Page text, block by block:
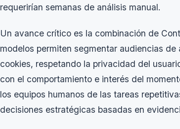
requerirían semanas de análisis manual.
Un avance crítico es la combinación de
modelos permiten segmentar audiencias
cookies, respetando la privacidad del
con el comportamiento e interés del
los equipos humanos de las tareas
decisiones estratégicas basadas en